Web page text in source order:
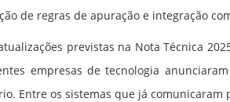
de regras de apuração e integração
previstas na Nota Técnica
empresas de tecnologia
Entre os sistemas que já comunicaram